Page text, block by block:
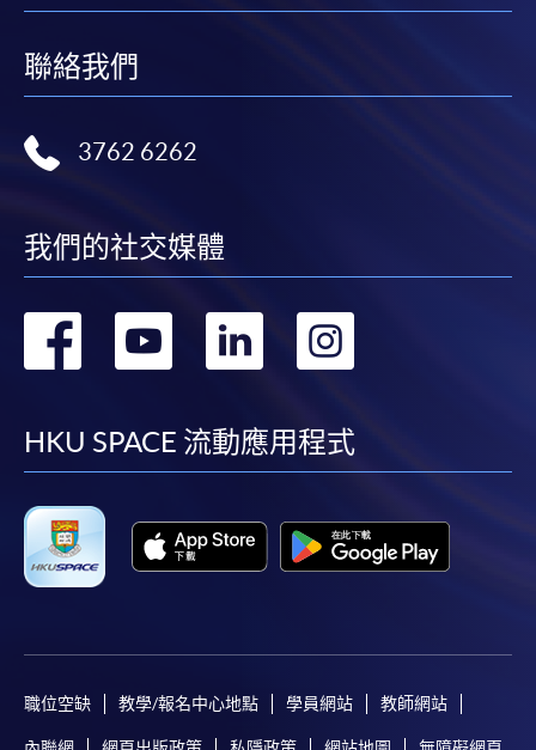
聯絡我們
3762 6262
我們的社交媒體
轉
facebook
轉
youtube
轉
linkedin
HKU SPACE 流動應用程式
職位空缺 教學/報名中心地點 學員網站 教師網站